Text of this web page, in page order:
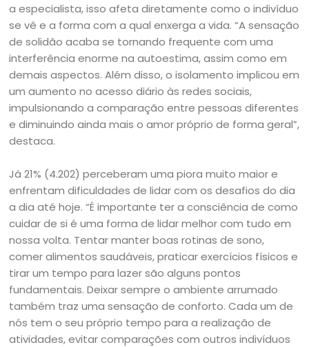
a especialista, isso afeta diretamente como o indivíduo
se vê e a forma com a qual enxerga a vida. “A sensação
de solidão acaba se tornando frequente com uma
interferência enorme na autoestima, assim como em
demais aspectos. Além disso, o isolamento implicou em
um aumento no acesso diário às redes sociais,
impulsionando a comparação entre pessoas diferentes
e diminuindo ainda mais o amor próprio de forma geral”,
destaca.
Já 21% (4.202) perceberam uma piora muito maior e
enfrentam dificuldades de lidar com os desafios do dia
a dia até hoje. “É importante ter a consciência de como
cuidar de si é uma forma de lidar melhor com tudo em
nossa volta. Tentar manter boas rotinas de sono,
comer alimentos saudáveis, praticar exercícios físicos e
tirar um tempo para lazer são alguns pontos
fundamentais. Deixar sempre o ambiente arrumado
também traz uma sensação de conforto. Cada um de
nós tem o seu próprio tempo para a realização de
atividades, evitar comparações com outros indivíduos